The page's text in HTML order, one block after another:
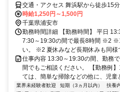
交通・アクセス 舞浜駅から徒歩15分
時給1,250円～1,500円
千葉県浦安市
勤務時間詳細 【勤務時間】 平日
7:30～19:30の間で最長8時間 ※2
い。 ※2 夏休みなど長期休みも同様
仕事内容 13:30～19:30の間、勤務
間でもご相談ください。 【勤務例
ては、簡単な掃除などの他に、児童
業界未経験者歓迎 短期（3ヵ月以内） 扶養